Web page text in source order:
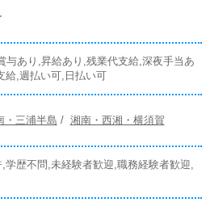
与あり,昇給あり,残業代支給,深夜手当あ
給,週払い可,日払い可
・三浦半島 / 湘南・西湘・横須賀
学歴不問,未経験者歓迎,職務経験者歓迎,